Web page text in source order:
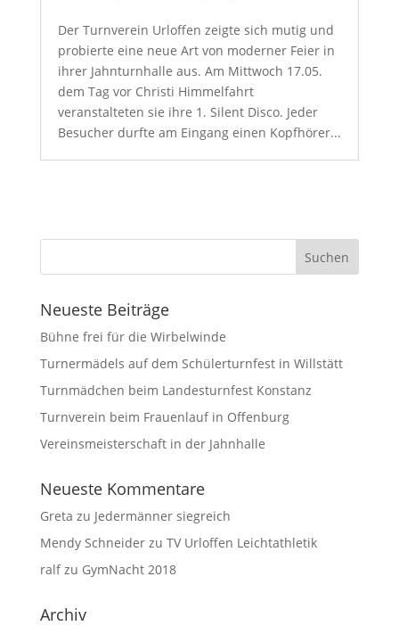
Der Turnverein Urloffen zeigte sich mutig und
probierte eine neue Art von moderner Feier in
ihrer Jahnturnhalle aus. Am Mittwoch 17.05.
dem Tag vor Christi Himmelfahrt
veranstalteten sie ihre 1. Silent Disco. Jeder
Besucher durfte am Eingang einen Kopfhörer...
Neueste Beiträge
Bühne frei für die Wirbelwinde
Turnermädels auf dem Schülerturnfest in Willstätt
Turnmädchen beim Landesturnfest Konstanz
Turnverein beim Frauenlauf in Offenburg
Vereinsmeisterschaft in der Jahnhalle
Neueste Kommentare
Greta zu Jedermänner siegreich
Mendy Schneiderzu TV Urloffen Leichtathletik
ralfzu GymNacht 2018
Archiv